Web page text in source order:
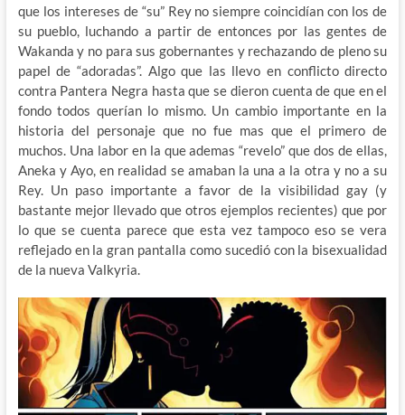
que los intereses de “su” Rey no siempre coincidían con los de
su pueblo, luchando a partir de entonces por las gentes de
Wakanda y no para sus gobernantes y rechazando de pleno su
papel de “adoradas”. Algo que las llevo en conflicto directo
contra Pantera Negra hasta que se dieron cuenta de que en el
fondo todos querían lo mismo. Un cambio importante en la
historia del personaje que no fue mas que el primero de
muchos. Una labor en la que ademas “revelo” que dos de ellas,
Aneka y Ayo, en realidad se amaban la una a la otra y no a su
Rey. Un paso importante a favor de la visibilidad gay (y
bastante mejor llevado que otros ejemplos recientes) que por
lo que se cuenta parece que esta vez tampoco eso se vera
reflejado en la gran pantalla como sucedió con la bisexualidad
de la nueva Valkyria.